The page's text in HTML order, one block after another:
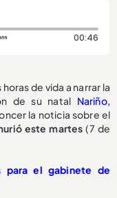
00:46
de vida a narrar la
de su natal Nariño,
la noticia sobre el
este martes (7 de
para el gabinete de